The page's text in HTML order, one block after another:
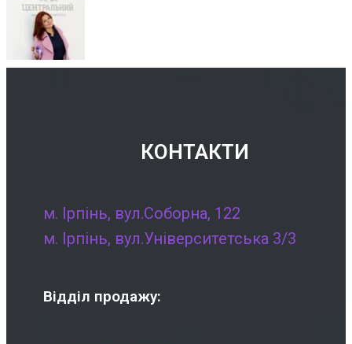
post:
КОНТАКТИ
м. Ірпінь, вул.Соборна, 122
м. Ірпінь, вул.Університетська 3/3
Відділ продажу: